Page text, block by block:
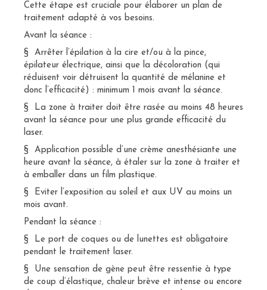
Cette étape est cruciale pour élaborer un plan de
traitement adapté à vos besoins.
Avant la séance :
§ Arrêter l’épilation à la cire et/ou à la pince,
épilateur électrique, ainsi que la décoloration (qui
réduisent voir détruisent la quantité de mélanine et
donc l’efficacité) : minimum 1 mois avant la séance.
§ La zone à traiter doit être rasée au moins 48 heures
avant la séance pour une plus grande efficacité du
laser.
§ Application possible d’une crème anesthésiante une
heure avant la séance, à étaler sur la zone à traiter et
à emballer dans un film plastique.
§ Eviter l’exposition au soleil et aux UV au moins un
mois avant.
Pendant la séance :
§ Le port de coques ou de lunettes est obligatoire
pendant le traitement laser.
§ Une sensation de gène peut être ressentie à type
de coup d’élastique, chaleur brève et intense ou encore